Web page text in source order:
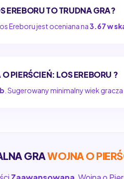
EREBORU TO TRUDNA GRA?
Ereboru jest oceniana na3.67 w
PIERŚCIEŃ: LOS EREBORU ?
. Sugerowany minimalny wiek
GRAWOJNA O